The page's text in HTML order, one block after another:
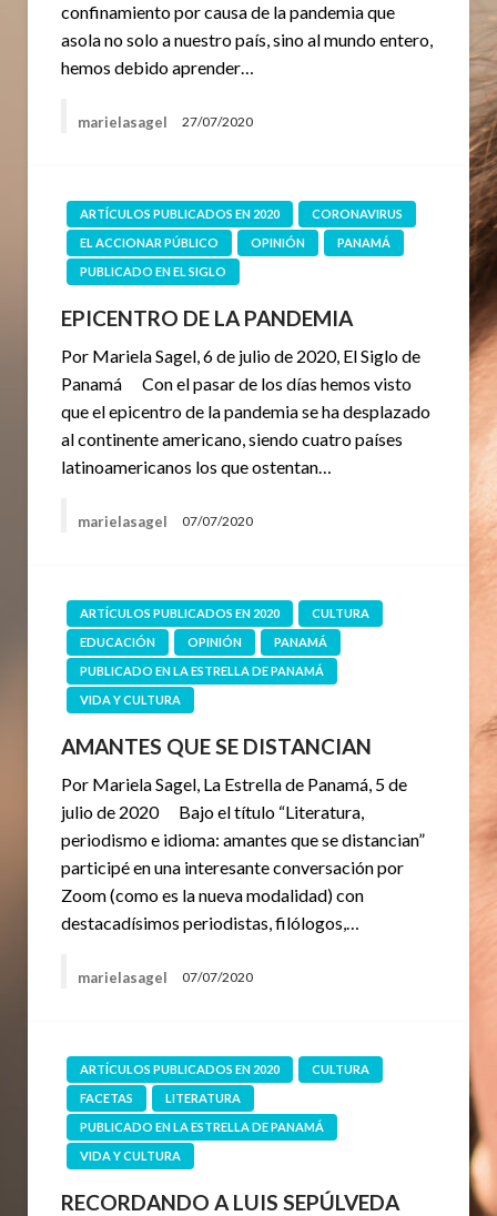
confinamiento por causa de la pandemia que
asola no solo a nuestro país, sino al mundo entero,
hemos debido aprender…
marielasagel 27/07/2020
ARTÍCULOS PUBLICADOS EN 2020
CORONAVIRUS
EL ACCIONAR PÚBLICO
OPINIÓN
PANAMÁ
PUBLICADO EN EL SIGLO
EPICENTRO DE LA PANDEMIA
Por Mariela Sagel, 6 de julio de 2020, El Siglo de
Panamá Con el pasar de los días hemos visto
que el epicentro de la pandemia se ha desplazado
al continente americano, siendo cuatro países
latinoamericanos los que ostentan…
marielasagel 07/07/2020
ARTÍCULOS PUBLICADOS EN 2020
CULTURA
EDUCACIÓN
OPINIÓN
PANAMÁ
PUBLICADO EN LA ESTRELLA DE PANAMÁ
VIDA Y CULTURA
AMANTES QUE SE DISTANCIAN
Por Mariela Sagel, La Estrella de Panamá, 5 de
julio de 2020 Bajo el título “Literatura,
periodismo e idioma: amantes que se distancian”
participé en una interesante conversación por
Zoom (como es la nueva modalidad) con
destacadísimos periodistas, filólogos,…
marielasagel 07/07/2020
ARTÍCULOS PUBLICADOS EN 2020
CULTURA
FACETAS
LITERATURA
PUBLICADO EN LA ESTRELLA DE PANAMÁ
VIDA Y CULTURA
RECORDANDO A LUIS SEPÚLVEDA